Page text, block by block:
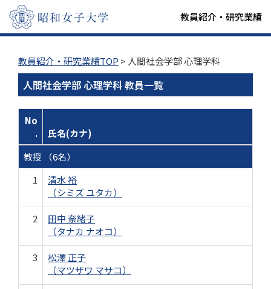
教員紹介・研究業績
教員紹介・研究業績TOP > 人間社会学部 心理学科
人間社会学部 心理学科 教員一覧
No
.
氏名(カナ)
教授 （6名）
1
清水 裕
（シミズ ユタカ）
2
田中 奈緒子
（タナカ ナオコ）
3
松澤 正子
（マツザワ マサコ）